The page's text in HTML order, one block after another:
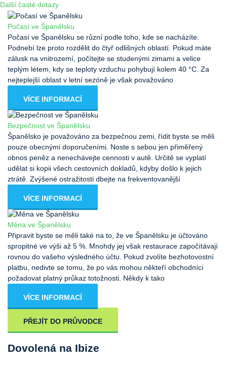
Další časté dotazy
Počasí ve Španělsku
Počasí ve Španělsku se různí podle toho, kde se nacházíte.
Podnebí lze proto rozdělit do čtyř odlišných oblastí. Pokud máte
zálusk na vnitrozemí, počítejte se studenými zimami a velice
teplým létem, kdy se teploty vzduchu pohybují kolem 40 °C. Za
nejteplejší oblast v letní sezóně je však považováno
VÍCE INFORMACÍ
Bezpečnost ve Španělsku
Španělsko je považováno za bezpečnou zemi, řídit byste se měli
pouze obecnými doporučeními. Noste s sebou jen přiměřený
obnos peněz a nenechávejte cennosti v autě. Určitě se vyplatí
udělat si kopii všech cestovních dokladů, kdyby došlo k jejich
ztrátě. Zvýšené ostražitosti dbejte na frekventovanější
VÍCE INFORMACÍ
Měna ve Španělsku
Připravit byste se měli také na to, že ve Španělsku je účtováno
spropitné ve výši až 5 %. Mnohdy jej však restaurace započítávají
rovnou do vašeho výsledného účtu. Pokud zvolíte bezhotovostní
platbu, nedivte se tomu, že po vás mohou někteří obchodníci
požadovat platný průkaz totožnosti. Někdy k tako
VÍCE INFORMACÍ
PŘEJÍT DO PRŮVODCE
Dovolená na Ibize